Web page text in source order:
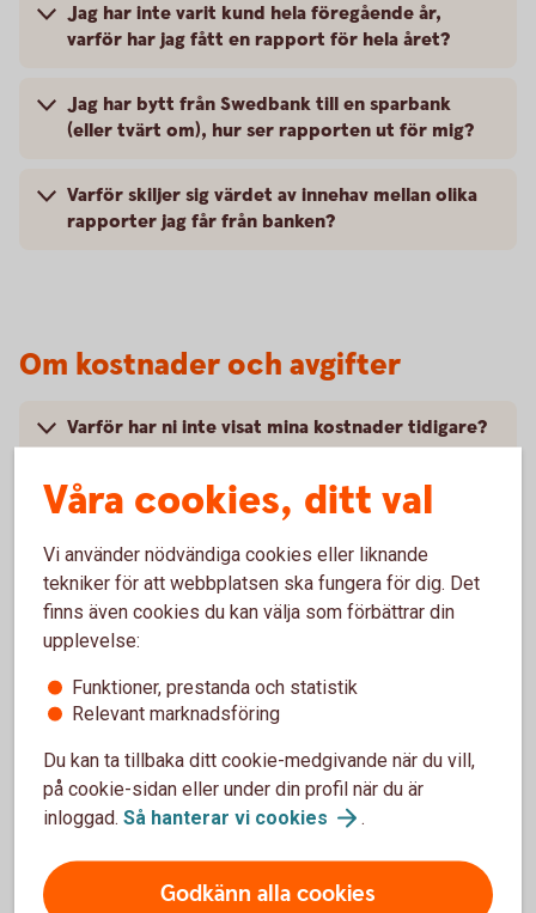
Jag har inte varit kund hela föregående år,
varför har jag fått en rapport för hela året?
Jag har bytt från Swedbank till en sparbank
(eller tvärt om), hur ser rapporten ut för mig?
Varför skiljer sig värdet av innehav mellan olika
rapporter jag får från banken?
Om kostnader och avgifter
Varför har ni inte visat mina kostnader tidigare?
Varför skiljer sig kostnaderna i den här
sammanställningen jämfört med årsbeskedet för
fonder eller försäkringar? Varför räknar ni inte
på samma sätt?
Hur har jag betalat de här avgifterna som står i
När betalade jag kostnaderna för fonderna?
Vad är det för skillnad på en ”kostnad” och en
”avgift”? Är inte allt bara ”kostnader”?
Våra cookies, ditt val
Vi använder nödvändiga cookies eller liknande
tekniker för att webbplatsen ska fungera för dig. Det
finns även cookies du kan välja som förbättrar din
upplevelse:
Funktioner, prestanda och statistik
Relevant marknadsföring
Du kan ta tillbaka ditt cookie-medgivande när du vill,
på cookie-sidan eller under din profil när du är
inloggad. Så hanterar vi cookies .
Godkänn alla cookies